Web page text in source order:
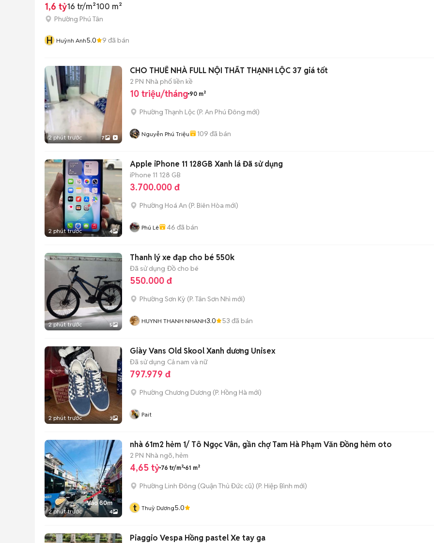
1,6 tỷ16 tr/m²100 m²
Phường Phú Tân
H Huỳnh Anh5.0 9 đã bán
2 phút trước 7
CHO THUÊ NHÀ FULL NỘI THẤT THẠNH LỘC 37 giá tốt
2 PN Nhà phố liền kề
10 triệu/tháng 90 m²
Phường Thạnh Lộc (P. An Phú Đông mới)
Nguyễn Phú Triệu 109 đã bán
2 phút trước 4
Apple iPhone 11 128GB Xanh lá Đã sử dụng
iPhone 11 128 GB
3.700.000 đ
Phường Hoá An (P. Biên Hòa mới)
Phú Lê 46 đã bán
2 phút trước 5
Thanh lý xe đạp cho bé 550k
Đã sử dụng Đồ cho bé
550.000 đ
Phường Sơn Kỳ (P. Tân Sơn Nhì mới)
HUYNH THANH NHANH3.0 53 đã bán
2 phút trước 3
Giày Vans Old Skool Xanh dương Unisex
Đã sử dụng Cả nam và nữ
797.979 đ
Phường Chương Dương (P. Hồng Hà mới)
Pait
2 phút trước 4
nhà 61m2 hẻm 1/ Tô Ngọc Vân, gần chợ Tam Hà Phạm Văn Đồng hẻm oto
2 PN Nhà ngõ, hẻm
4,65 tỷ 76 tr/m² 61 m²
Phường Linh Đông (Quận Thủ Đức cũ) (P. Hiệp Bình mới)
t Thuỳ Dương5.0
Piaggio Vespa Hồng pastel Xe tay ga